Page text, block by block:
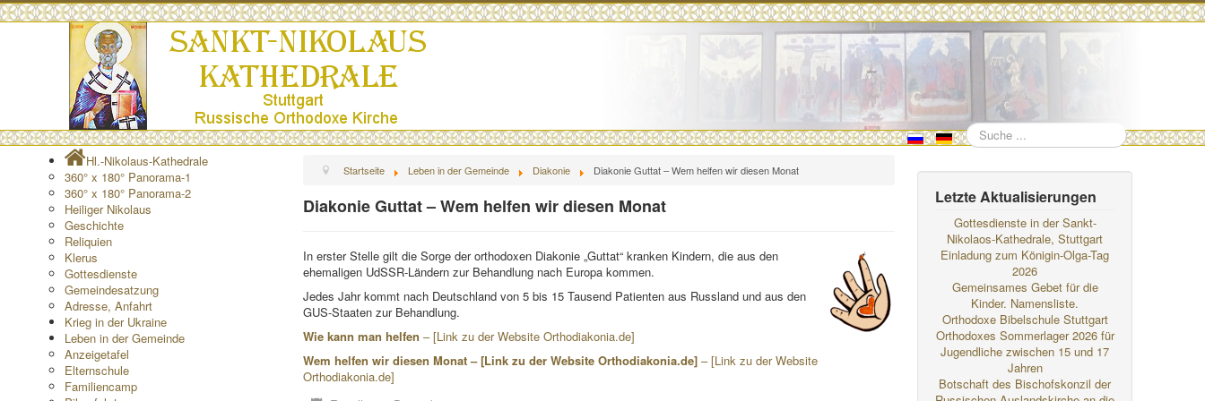
Suchen
Hl.-Nikolaus-Kathedrale
360° x 180° Panorama-1
360° x 180° Panorama-2
Heiliger Nikolaus
Geschichte
Reliquien
Klerus
Gottesdienste
Gemeindesatzung
Adresse, Anfahrt
Krieg in der Ukraine
Leben in der Gemeinde
Anzeigetafel
Elternschule
Familiencamp
Startseite Leben in der Gemeinde Diakonie Diakonie Guttat – Wem helfen wir diesen Monat
Diakonie Guttat – Wem helfen wir diesen Monat
In erster Stelle gilt die Sorge der orthodoxen Diakonie „Guttat“ kranken Kindern, die aus den
ehemaligen UdSSR-Ländern zur Behandlung nach Europa kommen.
Jedes Jahr kommt nach Deutschland von 5 bis 15 Tausend Patienten aus Russland und aus den
GUS-Staaten zur Behandlung.
Wie kann man helfen – [Link zu der Website Orthodiakonia.de]
Wem helfen wir diesen Monat – [Link zu der Website Orthodiakonia.de]– [Link zu der Website
Orthodiakonia.de]
Letzte Aktualisierungen
Gottesdienste in der Sankt-
Nikolaos-Kathedrale, Stuttgart
Einladung zum Königin-Olga-Tag
2026
Gemeinsames Gebet für die
Kinder. Namensliste.
Orthodoxe Bibelschule Stuttgart
Orthodoxes Sommerlager 2026 für
Jugendliche zwischen 15 und 17
Jahren
Botschaft des Bischofskonzil der